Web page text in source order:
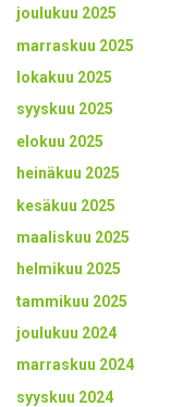
joulukuu 2025
marraskuu 2025
lokakuu 2025
syyskuu 2025
elokuu 2025
heinäkuu 2025
kesäkuu 2025
maaliskuu 2025
helmikuu 2025
tammikuu 2025
joulukuu 2024
marraskuu 2024
syyskuu 2024